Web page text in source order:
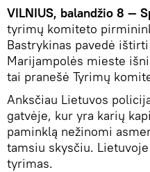
VILNIUS, balandžio 8 —
tyrimų komiteto
Bastrykinas pavedė
Marijampolės mieste
tai pranešė Tyrimų
Anksčiau Lietuvos
gatvėje, kur yra karių
paminklą nežinomi
tamsiu skysčiu.
tyrimas.